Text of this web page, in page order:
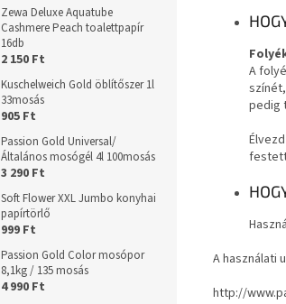
Zewa Deluxe Aquatube
Cashmere Peach toalettpapír
16db
2 150 Ft
Kuschelweich Gold öblítőszer 1l
33mosás
905 Ft
Passion Gold Universal/
Általános mosógél 4l 100mosás
3 290 Ft
Soft Flower XXL Jumbo konyhai
papírtörlő
999 Ft
Passion Gold Color mosópor
8,1kg / 135 mosás
4 990 Ft
A
pedig
A használati
http://